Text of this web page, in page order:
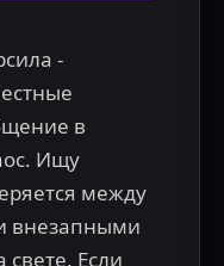
-
в
Ищу
между
внезапными
Если